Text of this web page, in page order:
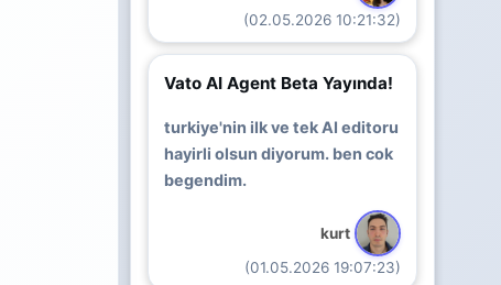
(02.05.2026 10:21:32)
Vato AI Agent Beta Yayında!
turkiye'nin ilk ve tek AI editoru
hayirli olsun diyorum. ben cok
begendim.
kurt
(01.05.2026 19:07:23)